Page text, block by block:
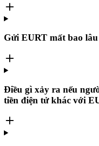
Gửi EURT mất bao
Điều gì xảy ra nếu
tiền điện tử khác với